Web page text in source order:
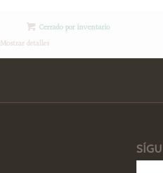
Cerrado por inventario
Mostrar detalles